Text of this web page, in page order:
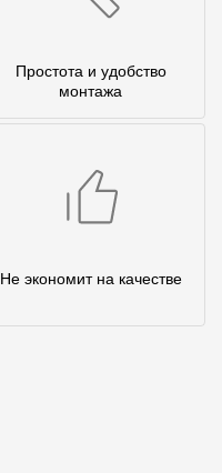
Простота и удобство
монтажа
Не экономит на качестве